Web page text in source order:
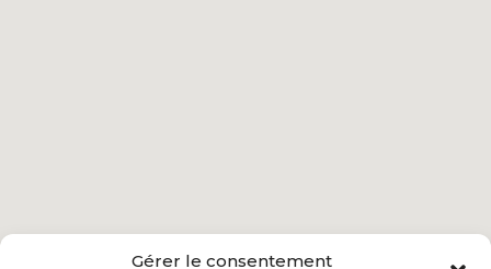
Gérer le consentement